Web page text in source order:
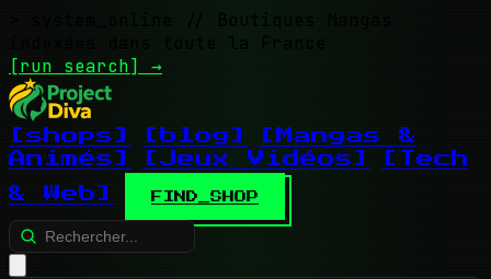
// Boutiques Mangas
indexées dans toute la France
[run search] →
[shops] [blog]
[Mangas &
Animés]
[Jeux Vidéos]
[Tech
& Web]
FIND_SHOP